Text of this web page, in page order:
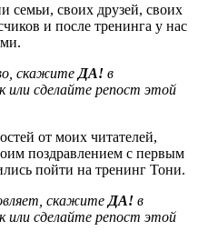
семьи, своих друзей, своих
и после тренинга у нас
скажите ДА! в
или сделайте репост этой
от моих читателей,
поздравлением с первым
пойти на тренинг Тони.
скажите ДА! в
или сделайте репост этой